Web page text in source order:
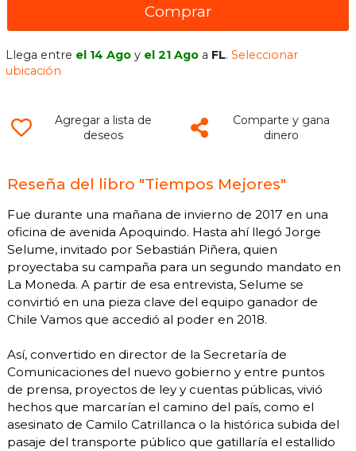
Comprar
Llega entre el 14 Ago y el 21 Ago a FL.Seleccionar
ubicación
Agregar a lista de
deseos
Comparte y gana
dinero
Reseña del libro "Tiempos Mejores"
Fue durante una mañana de invierno de 2017 en una
oficina de avenida Apoquindo. Hasta ahí llegó Jorge
Selume, invitado por Sebastián Piñera, quien
proyectaba su campaña para un segundo mandato en
La Moneda. A partir de esa entrevista, Selume se
convirtió en una pieza clave del equipo ganador de
Chile Vamos que accedió al poder en 2018.
Así, convertido en director de la Secretaría de
Comunicaciones del nuevo gobierno y entre puntos
de prensa, proyectos de ley y cuentas públicas, vivió
hechos que marcarían el camino del país, como el
asesinato de Camilo Catrillanca o la histórica subida del
pasaje del transporte público que gatillaría el estallido